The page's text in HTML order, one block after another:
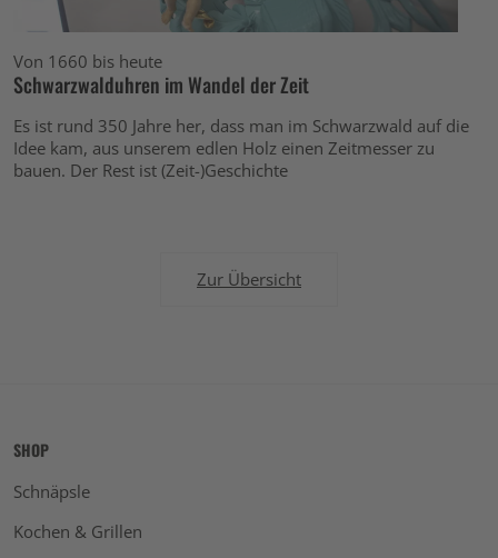
Von 1660 bis heute
Schwarzwalduhren im Wandel der Zeit
Es ist rund 350 Jahre her, dass man im Schwarzwald auf die
Idee kam, aus unserem edlen Holz einen Zeitmesser zu
bauen. Der Rest ist (Zeit-)Geschichte
Zur Übersicht
SHOP
Schnäpsle
Kochen & Grillen